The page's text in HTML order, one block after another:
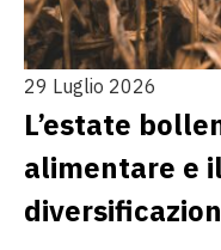
29 Luglio 2026
L’estate
alimentare e